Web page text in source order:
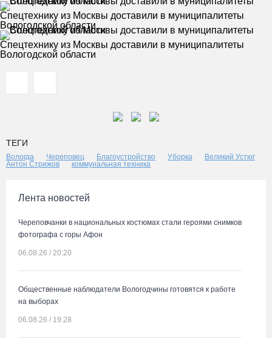
Спецтехнику из Москвы доставили в муниципалитеты
Вологодской области
Спецтехнику из Москвы доставили в муниципалитеты
Вологодской области
ТЕГИ
Вологда Череповец Благоустройство Уборка
Великий Устюг
Антон Стрижов
коммунальная техника
Лента новостей
Череповчанки в национальных костюмах стали героями снимков
фотографа с горы Афон
06.08.26 / 20:20
Общественные наблюдатели Вологодчины готовятся к работе
на выборах
06.08.26 / 19:28